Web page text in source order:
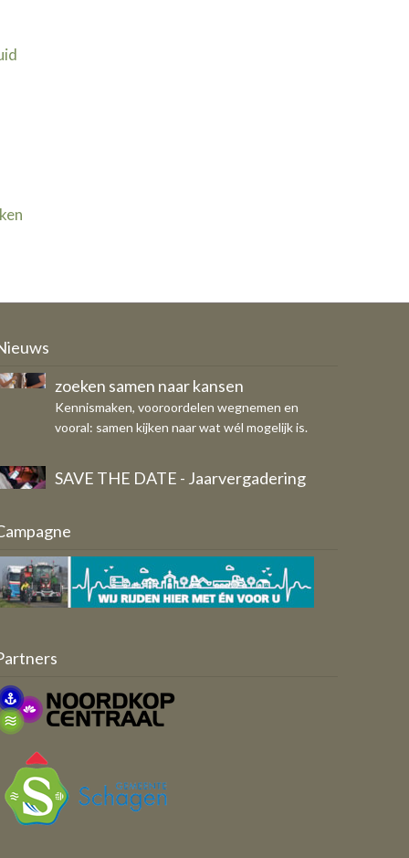
zoeken samen naar kansen
SAVE THE DATE - Jaarvergadering
OFS op donderdag 29 oktober
Ondernemersfonds Schagen
Aangeleverd door: Werkgroep
Ondernemersfonds Schagen 2.0